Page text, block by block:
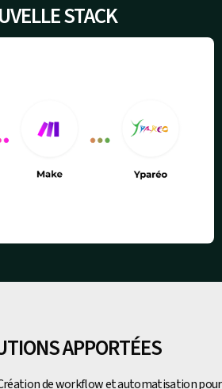
STACK
APPORTÉES
de workflow et automatisation pour